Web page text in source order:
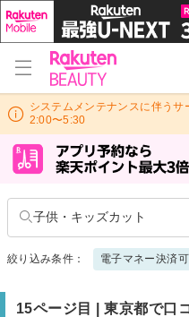
システムメンテナンスに伴う
2:00〜5:30
子供・キッズカット
絞り込み条件： 電子マネー決済可
15ページ目 | 東京都で口